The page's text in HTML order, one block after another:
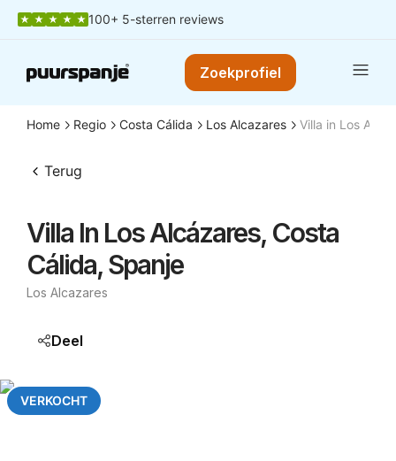
100+ 5-sterren reviews
Zoekprofiel
Home Regio Costa Cálida Los Alcazares Villa in Los
Terug
Villa In Los Alcázares, Costa
Cálida, Spanje
Los Alcazares
Deel
VERKOCHT